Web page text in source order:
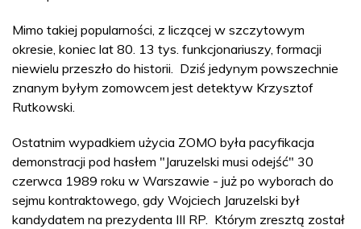
Mimo takiej popularności, z liczącej w szczytowym
okresie, koniec lat 80. 13 tys. funkcjonariuszy, formacji
niewielu przeszło do historii. Dziś jedynym powszechnie
znanym byłym zomowcem jest detektyw Krzysztof
Rutkowski.
Ostatnim wypadkiem użycia ZOMO była pacyfikacja
demonstracji pod hasłem "Jaruzelski musi odejść" 30
czerwca 1989 roku w Warszawie - już po wyborach do
sejmu kontraktowego, gdy Wojciech Jaruzelski był
kandydatem na prezydenta III RP. Którym zresztą został